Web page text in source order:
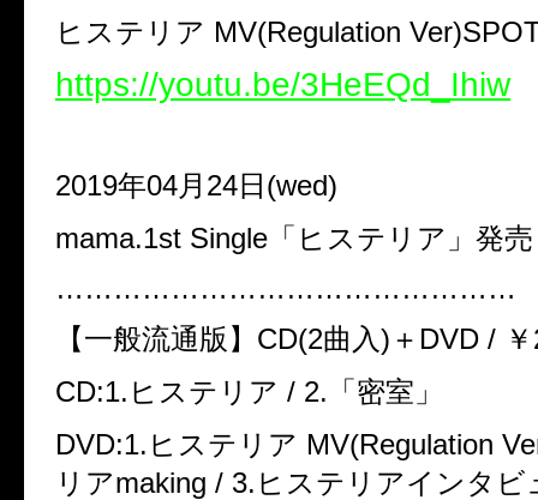
ヒステリア MV(Regulation
https://youtu.be/3HeEQd_Ihiw
2019年04月24日(wed)
mama.1st Single「ヒステリア」発売
…………………………………………
【一般流通版】CD(2曲入)＋DVD /
CD:1.ヒステリア / 2.「密室」
DVD:1.ヒステリア MV(Regulation
リアmaking / 3.ヒステリアインタビ